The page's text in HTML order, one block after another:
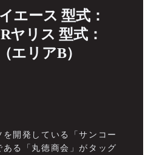
エース 型式：
リス 型式：
エリアB）
開発している「サンコー
る「丸徳商会」がタッグ